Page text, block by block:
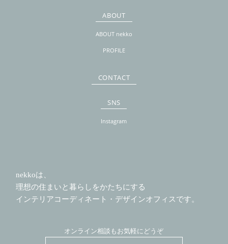
ABOUT
ABOUT nekko
PROFILE
CONTACT
SNS
Instagram
nekkoは、
理想の住まいと暮らしをかたちにする
インテリアコーディネート・デザインオフィスです。
オンライン相談もお気軽にどうぞ